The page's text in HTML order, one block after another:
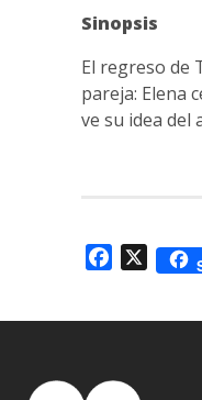
Sinopsis
El regreso de
pareja: Elena
ve su idea del
Facebook
X